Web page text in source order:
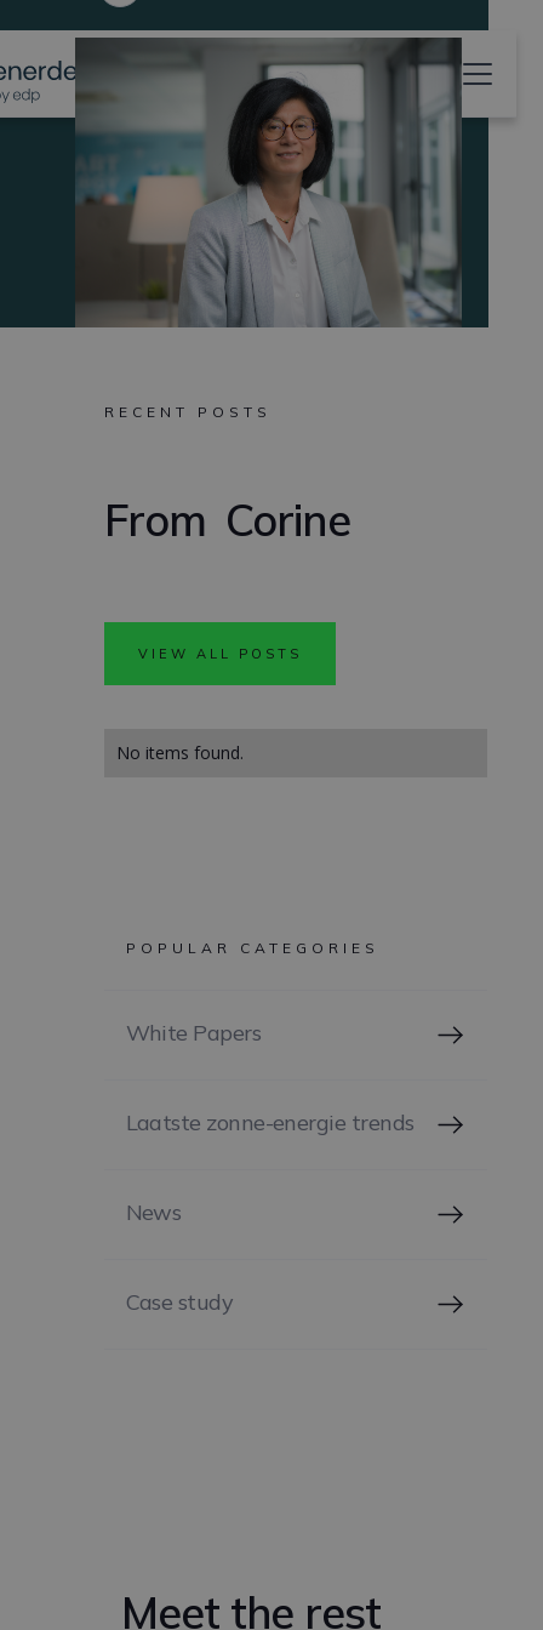
RECENT POSTS
From Corine
VIEW ALL POSTS
No items found.
POPULAR CATEGORIES
White Papers
Laatste zonne-energie trends
News
Case study
Meet the rest